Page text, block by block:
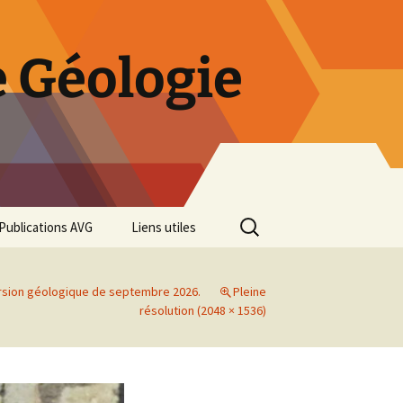
Publications AVG
Rétrospective des 50 ans
Liens utiles
Rechercher :
géologique de septembre 2026.
Pleine
résolution (2048 × 1536)